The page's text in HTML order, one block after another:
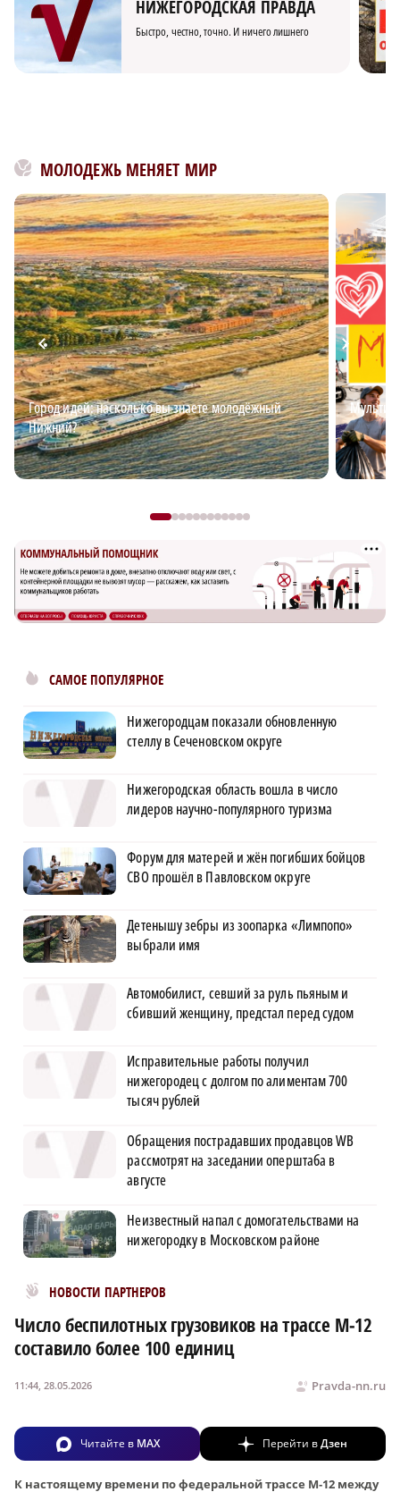
НИЖЕГОРОДСКАЯ ПРАВДА
Быстро, честно, точно. И ничего лишнего
МОЛОДЕЖЬ МЕНЯЕТ МИР
Город идей: насколько вы знаете молодёжный
Нижний?
САМОЕ ПОПУЛЯРНОЕ
Нижегородцам показали обновленную
стеллу в Сеченовском округе
Нижегородская область вошла в число
лидеров научно-популярного туризма
Форум для матерей и жён погибших бойцов
СВО прошёл в Павловском округе
Детенышу зебры из зоопарка «Лимпопо»
выбрали имя
Автомобилист, севший за руль пьяным и
сбивший женщину, предстал перед судом
Исправительные работы получил
нижегородец с долгом по алиментам 700
тысяч рублей
Обращения пострадавших продавцов WB
рассмотрят на заседании оперштаба в
августе
Неизвестный напал с домогательствами на
нижегородку в Московском районе
НОВОСТИ ПАРТНЕРОВ
Новости МирТесен
Число беспилотных грузовиков на трассе М‑12
составило более 100 единиц
Pravda-nn.ru
11:44, 28.05.2026
Читайте в MAX Перейти вДзен
К настоящему времени по федеральной трассе М‑12 между